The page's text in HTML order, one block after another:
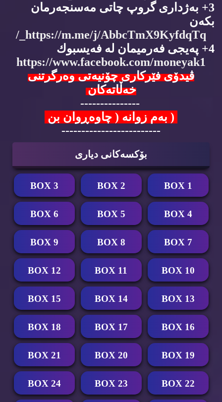
3+ به‌ژداری گروپ چاتی مه‌سنجه‌رمان
بكه‌ن
https://m.me/j/AbbcTmX9KyfdqTq_/
4+ په‌یجی فه‌رمیمان له‌ فه‌یسبوك
https://www.facebook.com/moneyak1
ڤیدۆی فێركاری چۆنیه‌تی وه‌رگرتنی
خه‌ڵاته‌كان
---------------
( به‌م زوانه‌ ( چاوه‌ڕوان بن
-------------------------
بۆكسه‌كانی دیاری
BOX 1
BOX 2
BOX 3
BOX 4
BOX 5
BOX 6
BOX 7
BOX 8
BOX 9
BOX 10
BOX 11
BOX 12
BOX 13
BOX 14
BOX 15
BOX 16
BOX 17
BOX 18
BOX 19
BOX 20
BOX 21
BOX 22
BOX 23
BOX 24